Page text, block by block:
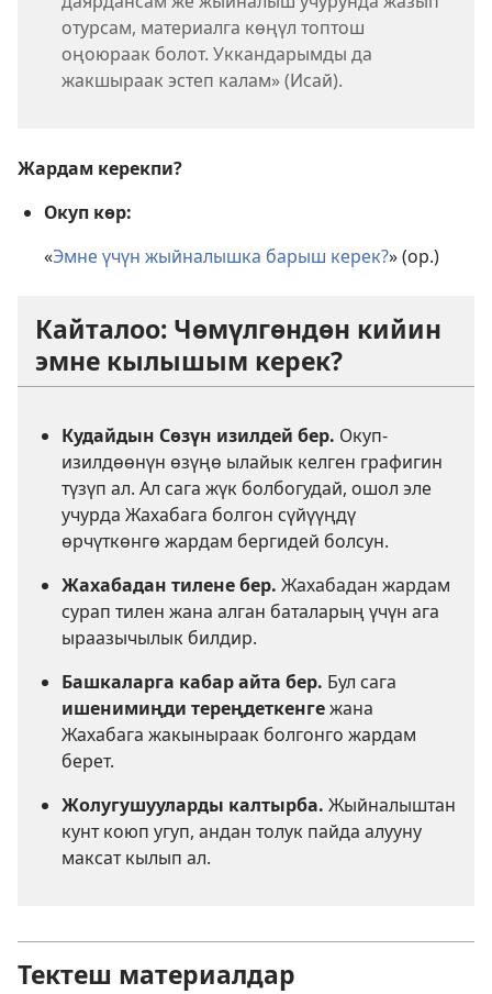
отурсам, материалга көңүл топтош
оңоюраак болот. Уккандарымды да
жакшыраак эстеп калам» (Исай).
Жардам керекпи?
Окуп көр:
«Эмне үчүн жыйналышка барыш керек?» (ор.)
Кайталоо: Чөмүлгөндөн кийин
эмне кылышым керек?
Кудайдын Сөзүн изилдей бер. Окуп-
изилдөөнүн өзүңө ылайык келген графигин
түзүп ал. Ал сага жүк болбогудай, ошол эле
учурда Жахабага болгон сүйүүңдү
өрчүткөнгө жардам бергидей болсун.
Жахабадан тилене бер. Жахабадан жардам
сурап тилен жана алган баталарың үчүн ага
ыраазычылык билдир.
Башкаларга кабар айта бер. Бул сага
ишенимиңди тереңдеткенгежана
Жахабага жакыныраак болгонго жардам
берет.
Жолугушууларды калтырба. Жыйналыштан
кунт коюп угуп, андан толук пайда алууну
максат кылып ал.
Тектеш материалдар